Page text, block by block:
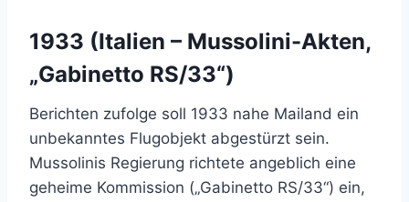
1933 (Italien – Mussolini-Akten,
„Gabinetto RS/33“)
Berichten zufolge soll 1933 nahe Mailand ein
unbekanntes Flugobjekt abgestürzt sein.
Mussolinis Regierung richtete angeblich eine
geheime Kommission („Gabinetto RS/33“) ein,